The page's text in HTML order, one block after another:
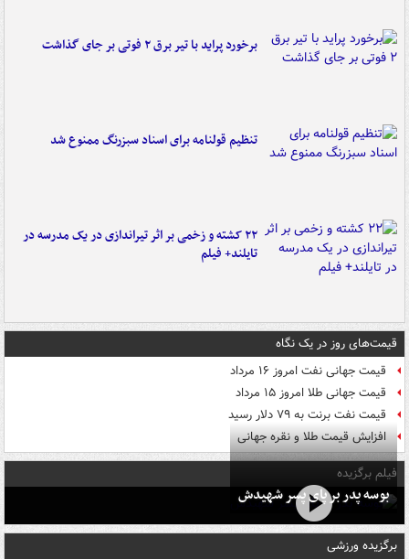
برخورد پراید با تیر برق ۲ فوتی بر جای گذاشت
تنظیم قولنامه برای اسناد سبزرنگ ممنوع شد
۲۲ کشته و زخمی بر اثر تیراندازی در یک مدرسه در
تایلند+ فیلم
قیمت‌های روز در یک نگاه
قیمت جهانی نفت امروز ۱۶ مرداد
قیمت جهانی طلا امروز ۱۵ مرداد
قیمت نفت برنت به ۷۹ دلار رسید
افزایش قیمت طلا و نقره جهانی
فیلم برگزیده
بوسه‌ پدر بر پای پسر شهیدش
برگزیده ورزشی